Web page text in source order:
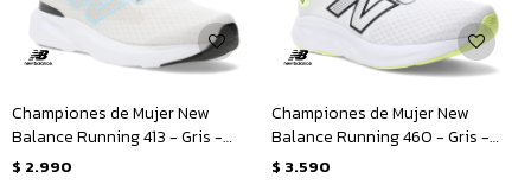
Championes de Mujer New
Balance Running 413 - Gris -
Celeste
$ 2.990
Championes de Mujer New
Balance Running 460 - Gris -
Negro
$ 3.590